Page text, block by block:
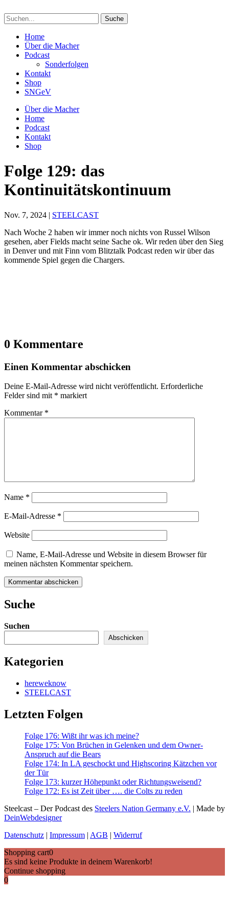
Suchen
nach:
Home
Über die Macher
Podcast
Sonderfolgen
Kontakt
Shop
SNGeV
Über die Macher
Home
Podcast
Kontakt
Shop
Folge 129: das
Kontinuitätskontinuum
Nov. 7, 2024 | STEELCAST
Nach Woche 2 haben wir immer noch nichts von Russel Wilson
gesehen, aber Fields macht seine Sache ok. Wir reden über den Sieg
in Denver und mit Finn vom Blitztalk Podcast reden wir über das
kommende Spiel gegen die Chargers.
0 Kommentare
Einen Kommentar abschicken
Deine E-Mail-Adresse wird nicht veröffentlicht. Erforderliche
Felder sind mit * markiert
Kommentar *
Name *
E-Mail-Adresse *
Website
Name, E-Mail-Adresse und Website in diesem Browser für
meinen nächsten Kommentar speichern.
Kommentar abschicken
Suche
Suchen
Abschicken
Kategorien
hereweknow
STEELCAST
Letzten Folgen
Folge 176: Wißt ihr was ich meine?
Folge 175: Von Brüchen in Gelenken und dem Owner-
Anspruch auf die Bears
Folge 174: In LA geschockt und Highscoring Kätzchen vor
der Tür
Folge 173: kurzer Höhepunkt oder Richtungsweisend?
Folge 172: Es ist Zeit über …. die Colts zu reden
Steelcast – Der Podcast des Steelers Nation Germany e.V. | Made by
DeinWebdesigner
Datenschutz | Impressum | AGB | Widerruf
Shopping cart0
Es sind keine Produkte in deinem Warenkorb!
Continue shopping
0